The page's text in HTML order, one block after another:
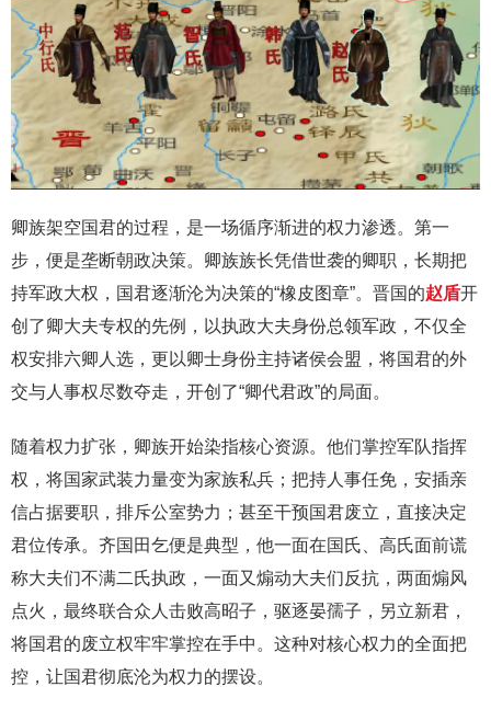
卿族架空国君的过程，是一场循序渐进的权力渗透。第一
步，便是垄断朝政决策。卿族族长凭借世袭的卿职，长期把
持军政大权，国君逐渐沦为决策的“橡皮图章”。晋国的赵盾开
创了卿大夫专权的先例，以执政大夫身份总领军政，不仅全
权安排六卿人选，更以卿士身份主持诸侯会盟，将国君的外
交与人事权尽数夺走，开创了“卿代君政”的局面。
随着权力扩张，卿族开始染指核心资源。他们掌控军队指挥
权，将国家武装力量变为家族私兵；把持人事任免，安插亲
信占据要职，排斥公室势力；甚至干预国君废立，直接决定
君位传承。齐国田乞便是典型，他一面在国氏、高氏面前谎
称大夫们不满二氏执政，一面又煽动大夫们反抗，两面煽风
点火，最终联合众人击败高昭子，驱逐晏孺子，另立新君，
将国君的废立权牢牢掌控在手中。这种对核心权力的全面把
控，让国君彻底沦为权力的摆设。